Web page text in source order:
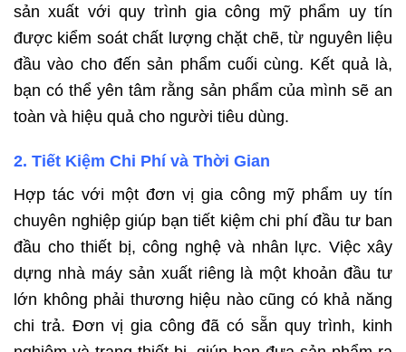
sản xuất với quy trình gia công mỹ phẩm uy tín
được kiểm soát chất lượng chặt chẽ, từ nguyên liệu
đầu vào cho đến sản phẩm cuối cùng. Kết quả là,
bạn có thể yên tâm rằng sản phẩm của mình sẽ an
toàn và hiệu quả cho người tiêu dùng.
2. Tiết Kiệm Chi Phí và Thời Gian
Hợp tác với một đơn vị gia công mỹ phẩm uy tín
chuyên nghiệp giúp bạn tiết kiệm chi phí đầu tư ban
đầu cho thiết bị, công nghệ và nhân lực. Việc xây
dựng nhà máy sản xuất riêng là một khoản đầu tư
lớn không phải thương hiệu nào cũng có khả năng
chi trả. Đơn vị gia công đã có sẵn quy trình, kinh